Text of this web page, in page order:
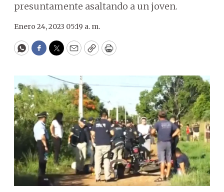
presuntamente asaltando a un joven.
Enero 24, 2023 05:19 a. m.
WhatsApp
Facebook
Twitter
EmailCopyPrint